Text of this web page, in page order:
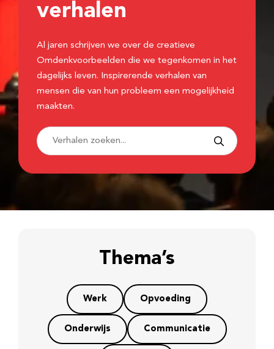
verhalen
Al jaren schrijven we over de creatieve
Omdenkvoorbeelden die we tegenkomen in het
dagelijks leven. Inspirerende verhalen van
mensen die van hun probleem een mogelijkheid
maakten.
Thema’s
Werk Opvoeding
Onderwijs Communicatie